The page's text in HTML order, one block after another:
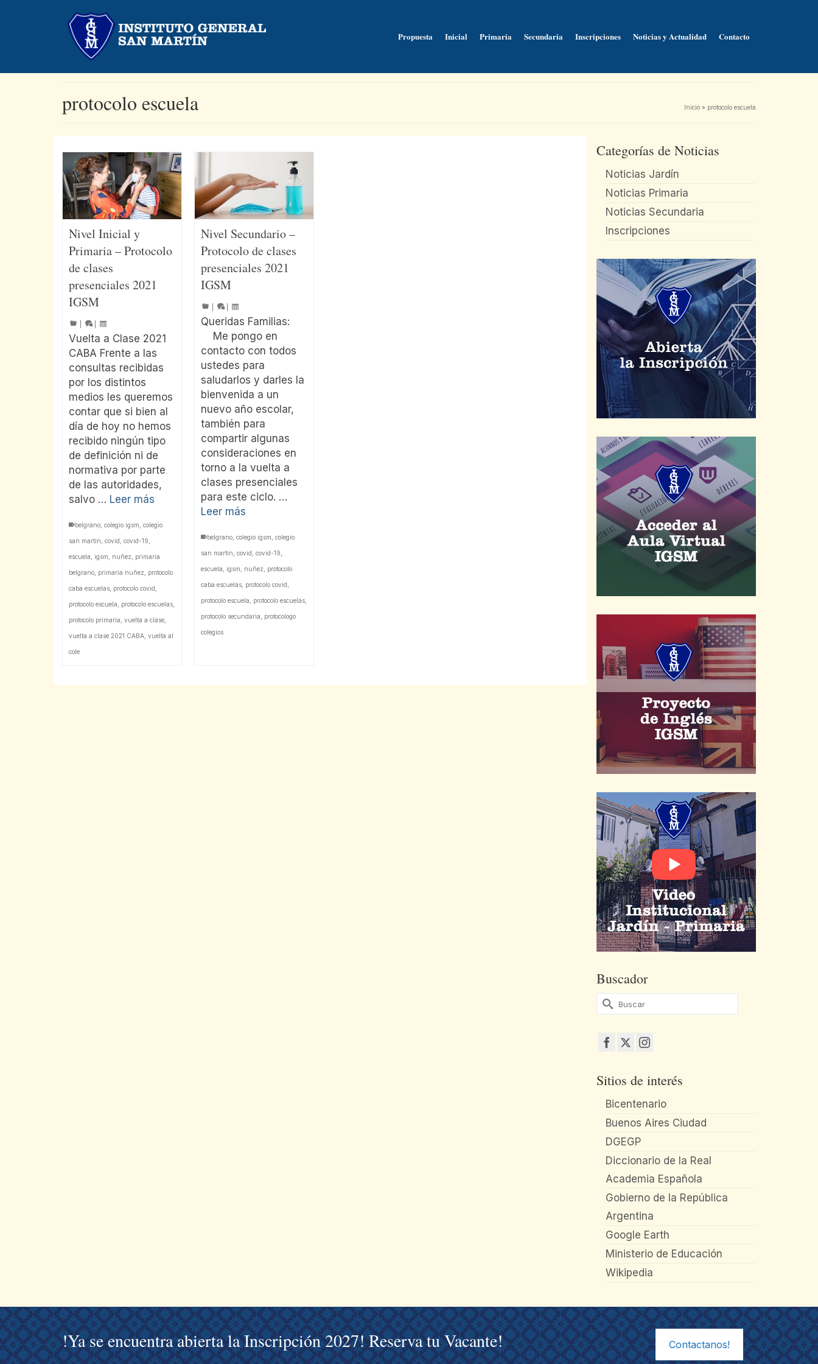
Propuesta Inicial Primaria Secundaria Inscripciones Noticias y Actualidad Contacto
protocolo escuela Inicio » protocolo escuela
Nivel Inicial y
Primaria – Protocolo
de clases
presenciales 2021
IGSM
Vuelta a Clase 2021
CABA Frente a las
consultas recibidas
por los distintos
medios les queremos
contar que si bien al
día de hoy no hemos
recibido ningún tipo
de definición ni de
normativa por parte
de las autoridades,
salvo … Leer más
belgrano colegio igsm colegio
san martin covid covid-19
escuela igsm nuñez primaria
belgrano primaria nuñez protocolo
caba escuelas protocolo covid
protocolo escuela protocolo escuelas
protocolo primaria vuelta a clase
vuelta a clase 2021 CABA vuelta al
cole
Nivel Secundario –
Protocolo de clases
presenciales 2021
IGSM
Queridas Familias:
Me pongo en
contacto con todos
ustedes para
saludarlos y darles la
bienvenida a un
nuevo año escolar,
también para
compartir algunas
consideraciones en
torno a la vuelta a
clases presenciales
para este ciclo. …
Leer más
belgrano, colegio igsm colegio
san martin covid covid-19
escuela igsm nuñez protocolo
caba escuelas, protocolo covid
protocolo escuela protocolo escuelas,
protocolo secundaria protocologo
colegios
Categorías de Noticias
Noticias Jardín
Noticias Primaria
Noticias Secundaria
Inscripciones
Buscador
Buscar
por:
Sitios de interés
Bicentenario
Buenos Aires Ciudad
DGEGP
Diccionario de la Real
Academia Española
Gobierno de la República
Argentina
Google Earth
Ministerio de Educación
Wikipedia
!Ya se encuentra abierta la Inscripción 2027! Reserva tu Vacante! Contactanos!